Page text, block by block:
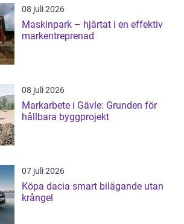
08 juli 2026
Maskinpark – hjärtat i en effektiv
markentreprenad
08 juli 2026
Markarbete i Gävle: Grunden för
hållbara byggprojekt
07 juli 2026
Köpa dacia smart bilägande utan
krångel